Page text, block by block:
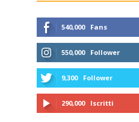
540,000 Fans
550,000 Follower
9,300 Follower
290,000 Iscritti